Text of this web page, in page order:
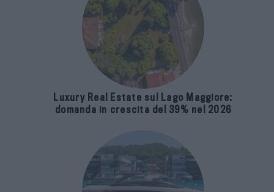
Luxury Real Estate sul Lago Maggiore:
domanda in crescita del 39% nel 2026